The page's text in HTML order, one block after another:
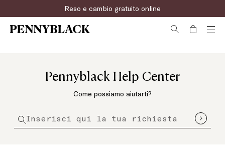
Reso e cambio gratuito online
Pennyblack Help Center
Come possiamo aiutarti?